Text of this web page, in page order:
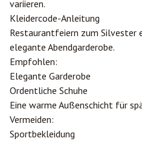
variieren.
Kleidercode-Anleitung
Restaurantfeiern zum Silvester
elegante Abendgarderobe.
Empfohlen:
Elegante Garderobe
Ordentliche Schuhe
Eine warme Außenschicht für
Vermeiden:
Sportbekleidung